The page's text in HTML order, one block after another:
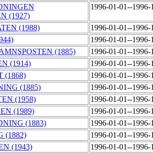
(1927)
1996-01-01--
(1988)
1996-01-01--
1996-01-01--
(1885)
1996-01-01--
(1914)
1996-01-01--
(1868)
1996-01-01--
(1885)
1996-01-01--
(1958)
1996-01-01--
(1989)
1996-01-01--
(1883)
1996-01-01--
(1882)
1996-01-01--
(1943)
1996-01-01--